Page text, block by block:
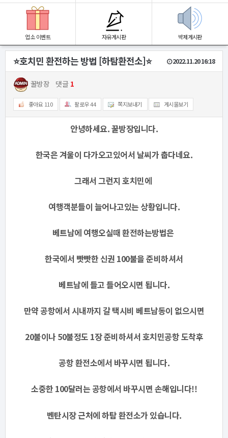
업소 이벤트 자유게시판 박제게시판
⭐️호치민 환전하는 방법 [하탐환전소]⭐️ 2022.11.20 16:18
꿀방장 댓글 1
좋아요 110 팔로우44 쪽지보내기 게시물보기
안녕하세요. 꿀방장입니다.
한국은 겨울이 다가오고있어서 날씨가 춥다네요.
그래서 그런지 호치민에
여행객분들이 늘어나고있는 상황입니다.
베트남에 여행오실때 환전하는방법은
한국에서 빳빳한 신권 100불을 준비하셔서
베트남에 들고 들어오시면 됩니다.
만약 공항에서 시내까지 갈 택시비 베트남동이 없으시면
20불이나 50불정도 1장 준비하셔서 호치민공항 도착후
공항 환전소에서 바꾸시면 됩니다.
소중한 100달러는 공항에서 바꾸시면 손해입니다!!
벤탄시장 근처에 하탐 환전소가 있습니다.